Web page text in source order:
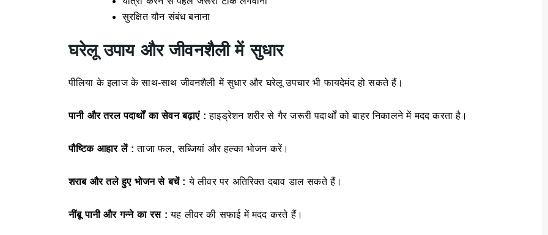
सुरक्षित यौन संबंध बनाना
घरेलू उपाय और जीवनशैली में सुधार
पीलिया के इलाज के साथ-साथ जीवनशैली में सुधार और घरेलू उपचार भी फायदेमंद हो सकते हैं।
पानी और तरल पदार्थों का सेवन बढ़ाएं :हाइड्रेशन शरीर से गैर जरूरी पदार्थों को बाहर निकालने में मदद करता है।
पौष्टिक आहार लें :ताजा फल, सब्जियां और हल्का भोजन करें।
शराब और तले हुए भोजन से बचें :ये लीवर पर अतिरिक्त दबाव डाल सकते हैं।
नींबू पानी और गन्ने का रस :यह लीवर की सफाई में मदद करते हैं।